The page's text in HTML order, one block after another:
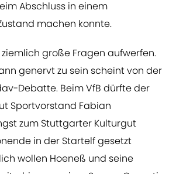
Abschluss in einem
machen konnte.
große Fragen aufwerfen.
genervt zu sein scheint von der
Debatte. Beim VfB dürfte der
Sportvorstand Fabian
zum Stuttgarter Kulturgut
in der Startelf gesetzt
wollen Hoeneß und seine